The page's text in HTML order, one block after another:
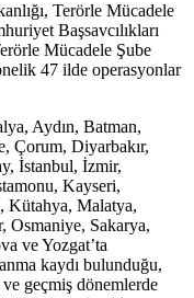
Terörle Mücadele
Başsavcılıkları
Mücadele Şube
47 ilde operasyonlar
Aydın, Batman,
Çorum, Diyarbakır,
İstanbul, İzmir,
Kayseri,
Kütahya, Malatya,
Osmaniye, Sakarya,
ve Yozgat’ta
kaydı bulunduğu,
geçmiş dönemlerde